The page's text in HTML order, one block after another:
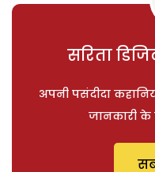
सरिता
अपनी पसंदीदा
जानकारी के